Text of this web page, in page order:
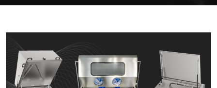
DOWNLOAD NEWEST CATALOG